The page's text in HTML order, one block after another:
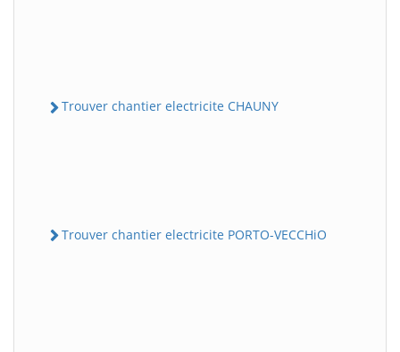
Trouver chantier electricite CHAUNY
Trouver chantier electricite PORTO-VECCHiO